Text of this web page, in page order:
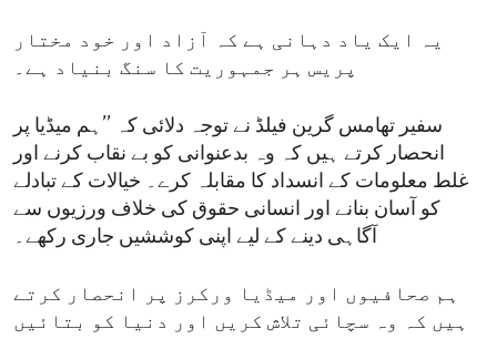
یہ ایک یاد دہانی ہے کہ آزاد اور خود مختار
پریس ہر جمہوریت کا سنگ بنیاد ہے۔
سفیر تھامس گرین فیلڈ نے توجہ دلائی کہ ’’ہم میڈیا پر
انحصار کرتے ہیں کہ وہ بدعنوانی کو بے نقاب کرنے اور
غلط معلومات کے انسداد کا مقابلہ کرے۔ خیالات کے تبادلے
کو آسان بنانے اور انسانی حقوق کی خلاف ورزیوں سے
آگاہی دینے کے لیے اپنی کوششیں جاری رکھے۔
ہم صحافیوں اور میڈیا ورکرز پر انحصار کرتے
ہیں کہ وہ سچائی تلاش کریں اور دنیا کو بتائیں